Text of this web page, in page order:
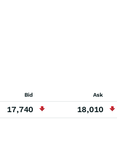
Bid Ask
17,740 18,010